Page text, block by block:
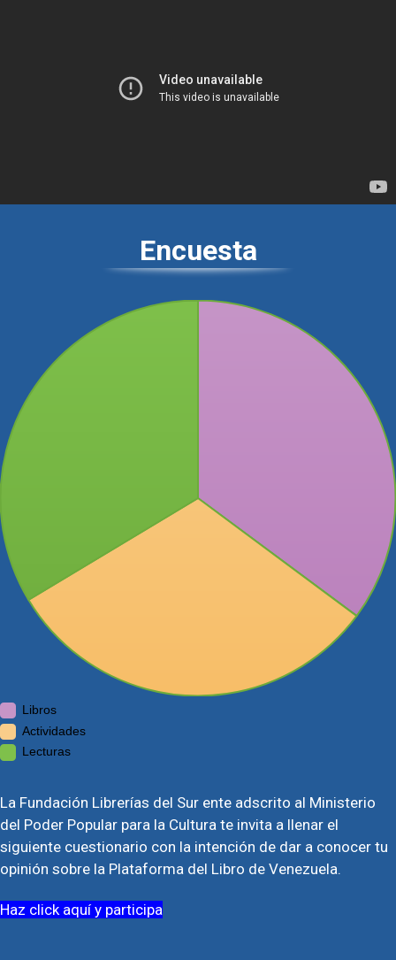
Encuesta
Libros
Actividades
Lecturas
La Fundación Librerías del Sur ente adscrito al Ministerio
del Poder Popular para la Cultura te invita a llenar el
siguiente cuestionario con la intención de dar a conocer tu
opinión sobre la Plataforma del Libro de Venezuela.
Haz click aquí y participa